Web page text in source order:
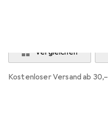
Vergleichen
Kostenloser Versand ab 30,–